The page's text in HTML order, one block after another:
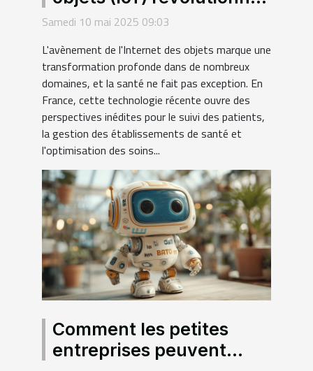
le secteur de la santé en
Samedi 10 mai 2025 09:03
L'avènement de l'Internet des objets marque une
transformation profonde dans de nombreux
domaines, et la santé ne fait pas exception. En
France, cette technologie récente ouvre des
perspectives inédites pour le suivi des patients,
la gestion des établissements de santé et
l'optimisation des soins...
Comment les petites
entreprises peuvent